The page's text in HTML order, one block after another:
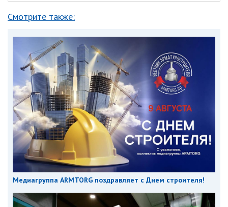
Смотрите также:
Медиагруппа ARMTORG поздравляет с Днем строителя!